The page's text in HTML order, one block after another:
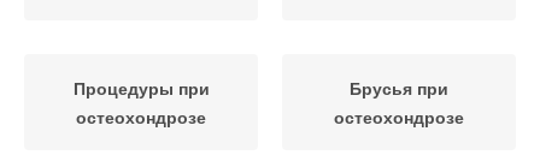
Процедуры при
остеохондрозе
Брусья при
остеохондрозе